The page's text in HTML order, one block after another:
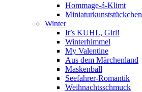
Hommage-á-Klimt
Miniaturkunststückchen
Winter
It’s KUHL, Girl!
Winterhimmel
My Valentine
Aus dem Märchenland
Maskenball
Seefahrer-Romantik
Weihnachtsschmuck